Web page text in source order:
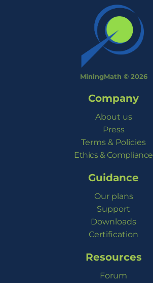
MiningMath © 2026
Company
About us
Press
Terms & Policies
Ethics & Compliance
Guidance
Our plans
Support
Downloads
Certification
Resources
Forum